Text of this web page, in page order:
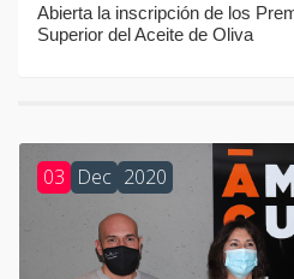
Abierta la inscripción de los
Superior del Aceite de Oliva
03 Dec 2020